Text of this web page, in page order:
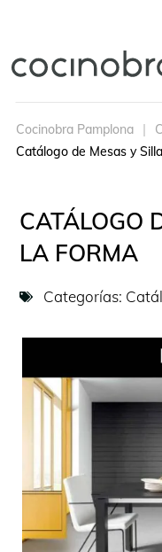
Cocinobra Pamplona
Catálogo de Mesas y
CATÁLOGO
LA FORMA
Categorías: